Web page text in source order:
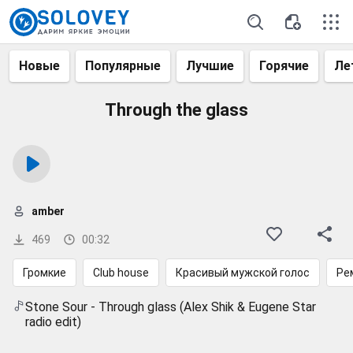
Новые Популярные Лучшие Горячие
Through the glass
469 00:32
amber
Громкие Club house Красивый мужской голос
Stone Sour - Through glass (Alex Shik & Eugene Star
radio edit)